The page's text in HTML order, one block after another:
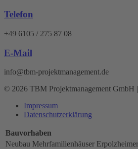
Telefon
+49 6105 / 275 87 08
E-Mail
info@tbm-projektmanagement.de
© 2026 TBM Projektmanagement GmbH
Impressum
Datenschutz­erklärung
Bauvorhaben
Neubau Mehrfamilienhäuser